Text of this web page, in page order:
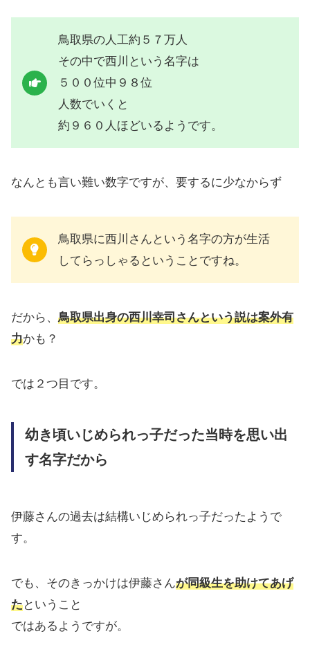
鳥取県の人工約５７万人
その中で西川という名字は
５００位中９８位
人数でいくと
約９６０人ほどいるようです。
なんとも言い難い数字ですが、要するに少なからず
鳥取県に西川さんという名字の方が生活
してらっしゃるということですね。
だから、 鳥取県出身の西川幸司さんという説は案外有
力かも？
では２つ目です。
幼き頃いじめられっ子だった当時を思い出
す名字だから
伊藤さんの過去は結構いじめられっ子だったようで
す。
でも、そのきっかけは伊藤さんが同級生を助けてあげ
たということ
ではあるようですが。